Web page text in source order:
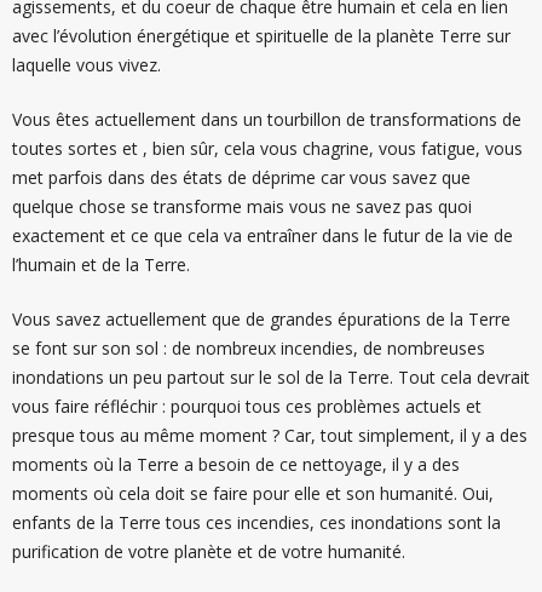
agissements, et du coeur de chaque être humain et cela en lien
avec l’évolution énergétique et spirituelle de la planète Terre sur
laquelle vous vivez.
Vous êtes actuellement dans un tourbillon de transformations de
toutes sortes et , bien sûr, cela vous chagrine, vous fatigue, vous
met parfois dans des états de déprime car vous savez que
quelque chose se transforme mais vous ne savez pas quoi
exactement et ce que cela va entraîner dans le futur de la vie de
l’humain et de la Terre.
Vous savez actuellement que de grandes épurations de la Terre
se font sur son sol : de nombreux incendies, de nombreuses
inondations un peu partout sur le sol de la Terre. Tout cela devrait
vous faire réfléchir : pourquoi tous ces problèmes actuels et
presque tous au même moment ? Car, tout simplement, il y a des
moments où la Terre a besoin de ce nettoyage, il y a des
moments où cela doit se faire pour elle et son humanité. Oui,
enfants de la Terre tous ces incendies, ces inondations sont la
purification de votre planète et de votre humanité.